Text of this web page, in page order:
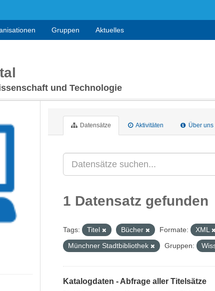
Gruppen Aktuelles
und Technologie
Datensätze Aktivitäten Über uns
1 Datensatz gefunden
Tags: Titel Bücher Formate: XML
Münchner Stadtbibliothek
Gruppen:
Katalogdaten - Abfrage aller Titelsätze